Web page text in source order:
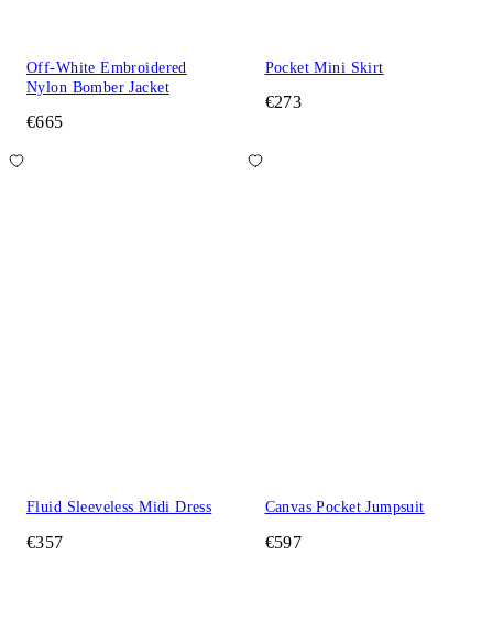
Off-White Embroidered
Nylon Bomber Jacket
€665
Pocket Mini Skirt
€273
Fluid Sleeveless Midi Dress
€357
Canvas Pocket Jumpsuit
€597